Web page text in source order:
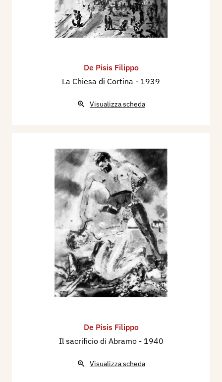
De Pisis Filippo
La Chiesa di Cortina - 1939
Visualizza scheda
De Pisis Filippo
Il sacrificio di Abramo - 1940
Visualizza scheda